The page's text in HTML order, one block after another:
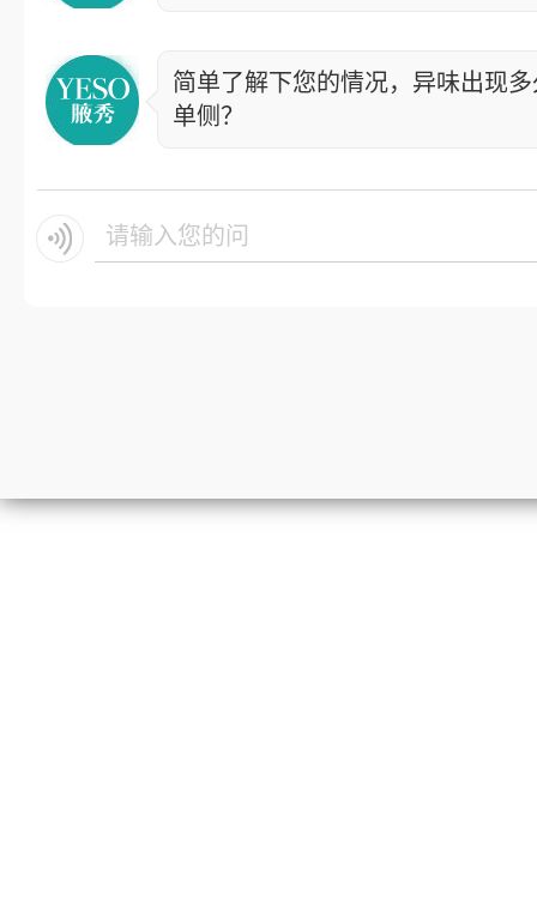
简单了解下您的情况，异味出现
单侧？
请输入您的问题